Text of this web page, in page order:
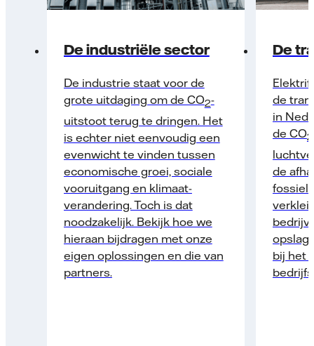
De industriële sector
De industrie staat voor de
grote uitdaging om de CO2-
uitstoot terug te dringen. Het
is echter niet eenvoudig een
evenwicht te vinden tussen
economische groei, sociale
vooruitgang en klimaat­
verandering. Toch is dat
noodzakelijk. Bekijk hoe we
hieraan bijdragen met onze
eigen oplossingen en die van
partners.
De
de
in
de CO2
de
bij het